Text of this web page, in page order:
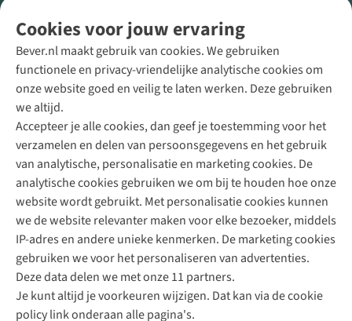
Cookies voor jouw ervaring
Bever.nl maakt gebruik van cookies. We gebruiken
functionele en privacy-vriendelijke analytische cookies om
onze website goed en veilig te laten werken. Deze gebruiken
we altijd.
Accepteer je alle cookies, dan geef je toestemming voor het
verzamelen en delen van persoonsgegevens en het gebruik
van analytische, personalisatie en marketing cookies. De
analytische cookies gebruiken we om bij te houden hoe onze
website wordt gebruikt. Met personalisatie cookies kunnen
we de website relevanter maken voor elke bezoeker, middels
IP-adres en andere unieke kenmerken. De marketing cookies
gebruiken we voor het personaliseren van advertenties.
Deze data delen we met onze 11 partners.
Je kunt altijd je voorkeuren wijzigen. Dat kan via de cookie
policy link onderaan alle pagina's.
Direct advies van een Buitenexpert
+31 (0)85 888 50 88
+31 6 12 28 49 80
Contactformulier